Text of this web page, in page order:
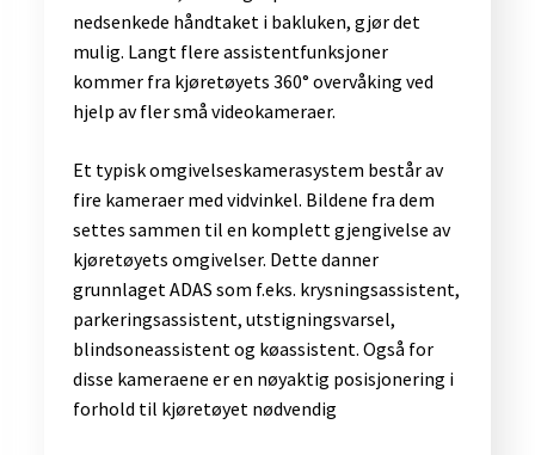
nedsenkede håndtaket i bakluken, gjør det
mulig. Langt flere assistentfunksjoner
kommer fra kjøretøyets 360° overvåking ved
hjelp av fler små videokameraer.
Et typisk omgivelseskamerasystem består av
fire kameraer med vidvinkel. Bildene fra dem
settes sammen til en komplett gjengivelse av
kjøretøyets omgivelser. Dette danner
grunnlaget ADAS som f.eks. krysningsassistent,
parkeringsassistent, utstigningsvarsel,
blindsoneassistent og køassistent. Også for
disse kameraene er en nøyaktig posisjonering i
forhold til kjøretøyet nødvendig​